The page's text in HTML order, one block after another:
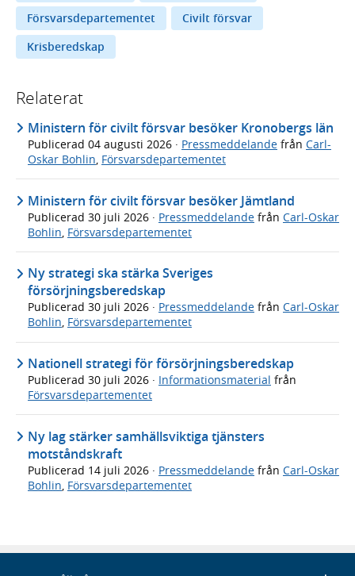
Försvarsdepartementet
Civilt försvar
Krisberedskap
Relaterat
Ministern för civilt försvar besöker Kronobergs län
Publicerad 04 augusti 2026 · Pressmeddelande från Carl-
Oskar Bohlin, Försvarsdepartementet
Ministern för civilt försvar besöker Jämtland
Publicerad 30 juli 2026 · Pressmeddelande från Carl-Oskar
Bohlin Försvarsdepartementet
Ny strategi ska stärka Sveriges
försörjningsberedskap
Publicerad 30 juli 2026 · Pressmeddelande från Carl-Oskar
Bohlin, Försvarsdepartementet
Nationell strategi för försörjningsberedskap
Publicerad 30 juli 2026 · Informationsmaterial från
Försvarsdepartementet
Ny lag stärker samhällsviktiga tjänsters
motståndskraft
Publicerad 14 juli 2026 · Pressmeddelande från Carl-Oskar
Bohlin Försvarsdepartementet